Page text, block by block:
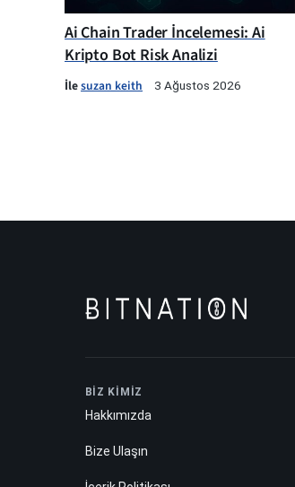
Ai Chain Trader İncelemesi: Ai
Kripto Bot Risk Analizi
İlesuzan keith 3 Ağustos 2026
BİZ KİMİZ
Hakkımızda
Bize Ulaşın